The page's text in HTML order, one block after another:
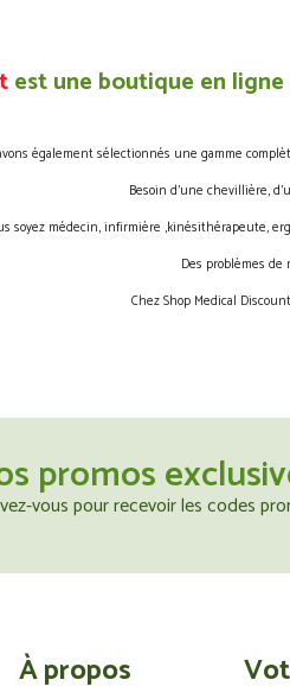
est une boutique en
également sélectionnés une gamme
Besoin d’une chevillière,
soyez médecin, infirmière ,kinésithérapeute,
Des problèmes de
Chez Shop Medical
promos
vous pour recevoir les codes
À propos